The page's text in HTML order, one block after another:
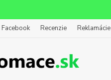
Facebook Recenzie Reklamácie